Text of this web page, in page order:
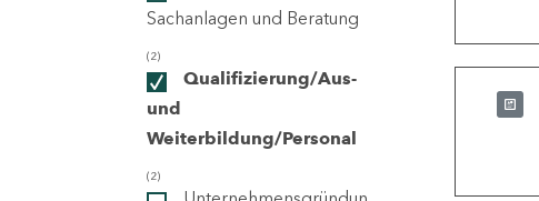
Sachanlagen und Beratung
(2)
Qualifizierung/Aus-
und
Weiterbildung/Personal
(2)